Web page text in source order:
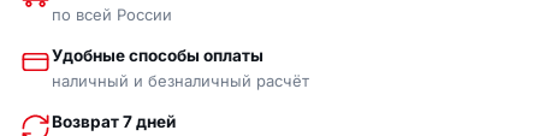
по всей России
Удобные способы оплаты
наличный и безналичный расчёт
Возврат 7 дней